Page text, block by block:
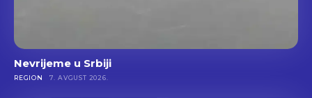
Nevrijeme u Srbiji
REGION 7. AVGUST 2026.